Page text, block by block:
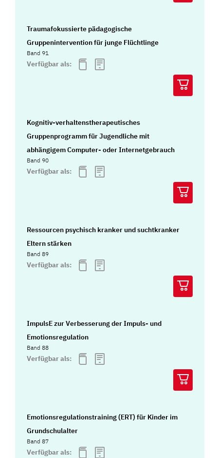
Traumafokussierte pädagogische
Gruppenintervention für junge Flüchtlinge
Band 91
Verfügbar als:
Kognitiv-verhaltenstherapeutisches
Gruppenprogramm für Jugendliche mit
abhängigem Computer- oder Internetgebrauch
Band 90
Verfügbar als:
Ressourcen psychisch kranker und suchtkranker
Eltern stärken
Band 89
Verfügbar als:
ImpulsE zur Verbesserung der Impuls- und
Emotionsregulation
Band 88
Verfügbar als:
Emotionsregulationstraining (ERT) für Kinder im
Grundschulalter
Band 87
Verfügbar als: